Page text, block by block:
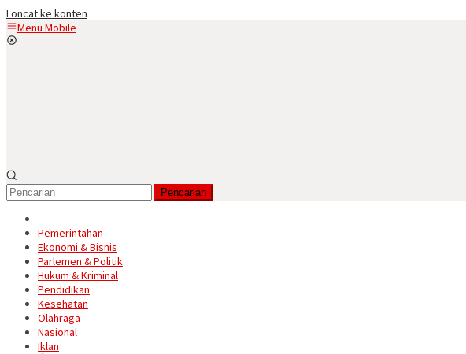
Loncat ke konten
Menu Mobile
Pencarian
Pemerintahan
Ekonomi & Bisnis
Parlemen & Politik
Hukum & Kriminal
Pendidikan
Kesehatan
Olahraga
Nasional
Iklan